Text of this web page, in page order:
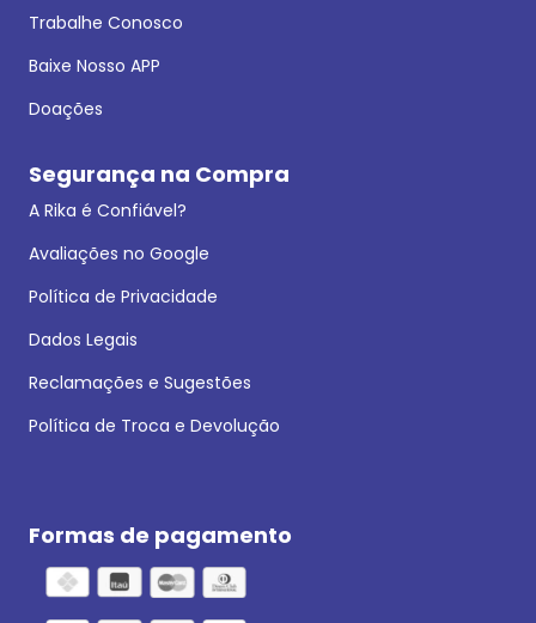
Trabalhe Conosco
Baixe Nosso APP
Doações
Segurança na Compra
A Rika é Confiável?
Avaliações no Google
Política de Privacidade
Dados Legais
Reclamações e Sugestões
Política de Troca e Devolução
Formas de pagamento